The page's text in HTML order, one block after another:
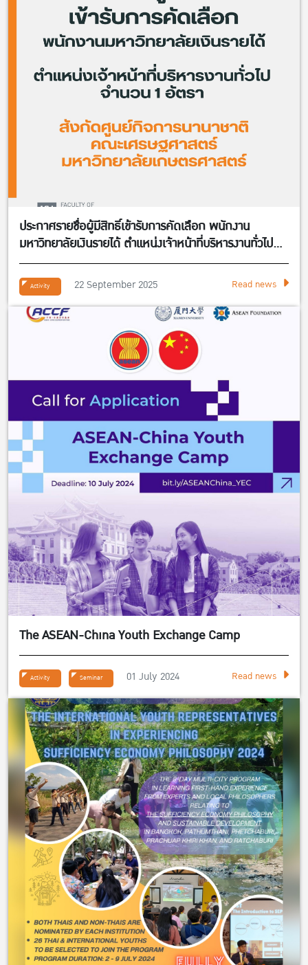
ประกาศรายชื่อผู้มีสิทธิ์เข้ารับการคัดเลือก พนักงาน
มหาวิทยาลัยเงินรายได้ ตำแหน่งเจ้าหน้าที่บริหารงานทั่วไป
จำนวน 1 อัตรา สังกัดศูนย์กิจการนานาชาติ คณะ
เศรษฐศาสตร์
Activity 22 September 2025 Read news
The ASEAN-China Youth Exchange Camp
Activity Seminar 01 July 2024 Read news